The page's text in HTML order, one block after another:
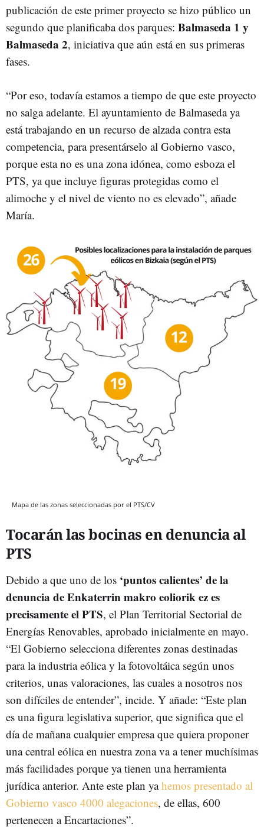
publicación de este primer proyecto se hizo público un
segundo que planificaba dos parques: Balmaseda 1 y
Balmaseda 2, iniciativa que aún está en sus primeras
fases.
“Por eso, todavía estamos a tiempo de que este proyecto
no salga adelante. El ayuntamiento de Balmaseda ya
está trabajando en un recurso de alzada contra esta
competencia, para presentárselo al Gobierno vasco,
porque esta no es una zona idónea, como esboza el
PTS, ya que incluye figuras protegidas como el
alimoche y el nivel de viento no es elevado”, añade
María.
Mapa de las zonas seleccionadas por el PTS/CV
Tocarán las bocinas en denuncia al
PTS
Debido a que uno de los ‘puntos calientes’ de la
denuncia de Enkaterrin makro eoliorik ez es
precisamente el PTS, el Plan Territorial Sectorial de
Energías Renovables, aprobado inicialmente en mayo.
“El Gobierno selecciona diferentes zonas destinadas
para la industria eólica y la fotovoltáica según unos
criterios, unas valoraciones, las cuales a nosotros nos
son difíciles de entender”, incide. Y añade: “Este plan
es una figura legislativa superior, que significa que el
día de mañana cualquier empresa que quiera proponer
una central eólica en nuestra zona va a tener muchísimas
más facilidades porque ya tienen una herramienta
jurídica anterior. Ante este plan yahemos presentado al
Gobierno vasco 4000 alegaciones, de ellas, 600
pertenecen a Encartaciones”.